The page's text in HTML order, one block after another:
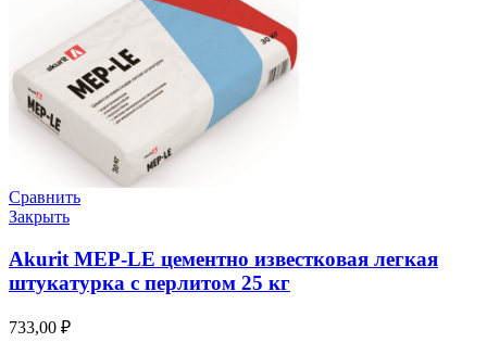
Сравнить
Закрыть
Akurit MEP-LE цементно известковая легкая
штукатурка с перлитом 25 кг
733,00 ₽